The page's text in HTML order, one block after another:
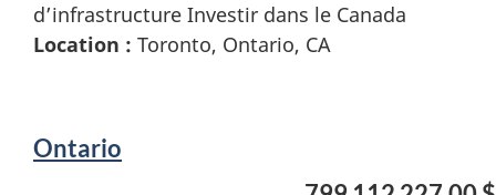
d’infrastructure Investir dans le Canada
Location : Toronto, Ontario, CA
Ontario